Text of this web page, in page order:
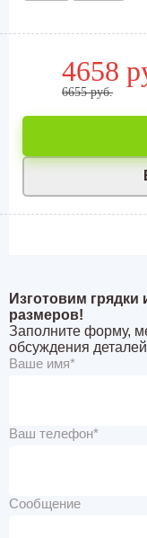
4658
6655 руб.
Изготовим
размеров!
Заполните форму,
обсуждения
Ваше имя*
Ваш телефон*
Сообщение